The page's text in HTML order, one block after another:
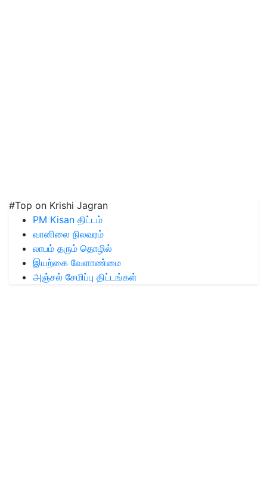
#Top on Krishi Jagran
PM Kisan திட்டம்
வானிலை நிலவரம்
லாபம் தரும் தொழில்
இயற்கை வேளாண்மை
அஞ்சல் சேமிப்பு திட்டங்கள்